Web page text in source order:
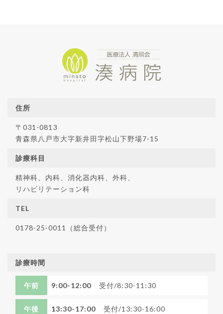
住所
〒031-0813
青森県八戸市大字新井田字松山下野場7-15
診療科目
精神科、内科、消化器内科、外科、
リハビリテーション科
TEL
0178-25-0011（総合受付）
診療時間
午前 9:00-12:00 受付/8:30-11:30
午後 13:30-17:00 受付/13:30-16:00